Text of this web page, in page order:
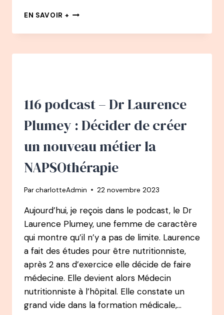
EN SAVOIR + 117
–
FINAZ
MARKETING
CHOCOLOGUE
116 podcast – Dr Laurence
Plumey : Décider de créer
un nouveau métier la
NAPSOthérapie
ParcharlotteAdmin 22 novembre 2023
Aujourd’hui, je reçois dans le podcast, le Dr
Laurence Plumey, une femme de caractère
qui montre qu’il n’y a pas de limite. Laurence
a fait des études pour être nutritionniste,
après 2 ans d’exercice elle décide de faire
médecine. Elle devient alors Médecin
nutritionniste à l’hôpital. Elle constate un
grand vide dans la formation médicale,…